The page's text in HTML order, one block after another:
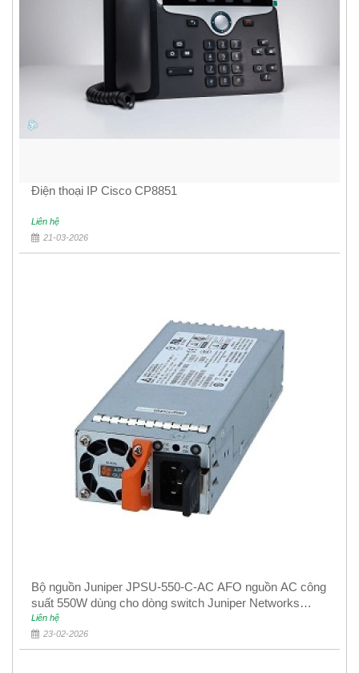
Điện thoại IP Cisco CP8851
Liên hệ
21-03-2026
Bộ nguồn Juniper JPSU-550-C-AC AFO nguồn AC công
suất 550W dùng cho dòng switch Juniper Networks
EX4400
Liên hệ
23-02-2026